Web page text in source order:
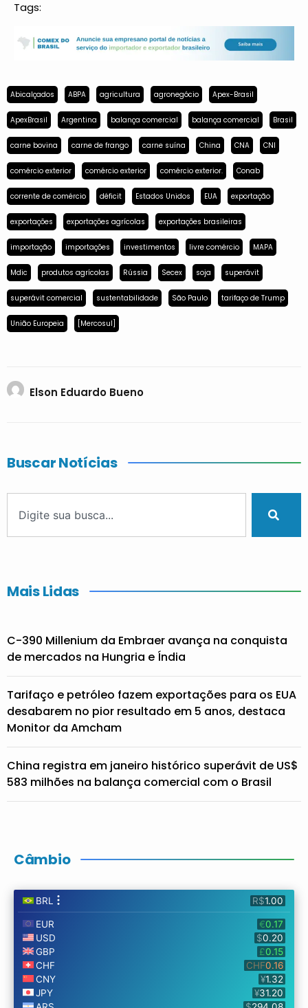
Tags:
Abicalçados ABPA agricultura agronegócio Apex-Brasil
ApexBrasil Argentina balança comercial balança comercial Brasil
carne bovina carne de frango carne suína China CNA CNI
comércio exterior comércio exterior comércio exterior. Conab
corrente de comércio déficit Estados Unidos EUA exportação
exportações exportações agrícolas exportações brasileiras
importação importações investimentos livre comércio MAPA
Mdic produtos agrícolas Rússia Secex soja superávit
superávit comercial sustentabilidade São Paulo tarifaço de Trump
União Europeia [Mercosul]
Elson Eduardo Bueno
Buscar Notícias
Mais Lidas
C-390 Millenium da Embraer avança na conquista
de mercados na Hungria e Índia
Tarifaço e petróleo fazem exportações para os EUA
desabarem no pior resultado em 5 anos, destaca
Monitor da Amcham
China registra em janeiro histórico superávit de US$
583 milhões na balança comercial com o Brasil
Câmbio